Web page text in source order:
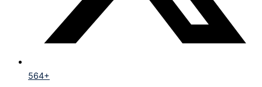
564+